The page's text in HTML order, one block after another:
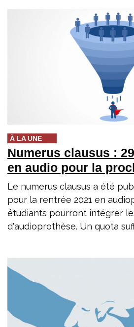
À LA UNE
Numerus clausus :
en audio pour la
Le numerus clausus a été
pour la rentrée 2021 en
étudiants pourront intégrer
d'audioprothèse. Un quota